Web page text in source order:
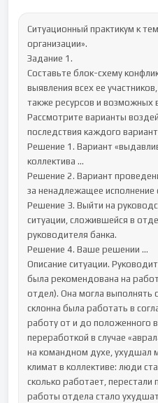
Ситуационный практикум к
организации».
Задание 1.
Составьте блок-схему
выявления всех ее
также ресурсов и возможных
Рассмотрите варианты
последствия каждого
Решение 1. Вариант
коллектива …
Решение 2. Вариант
за ненадлежащее исполнение
Решение 3. Выйти на
ситуации, сложившейся в
руководителя банка.
Решение 4. Ваше решении …
Описание ситуации.
была рекомендована на
отдел). Она могла выполнять
склонна была работать в
работу от и до положенного
переработкой в случае
на командном духе, ухудшал
климат в коллективе: люди
сколько работает, перестали
работы отдела стало